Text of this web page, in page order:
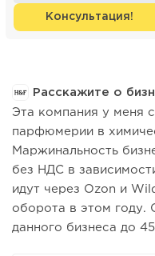
Консультация!
Расскажите о
Эта компания у меня
парфюмерии в
Маржинальность
без НДС в
идут через Ozon и
оборота в этом году.
данного бизнеса до